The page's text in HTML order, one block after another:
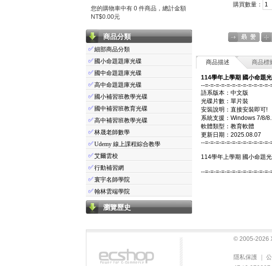
您的購物車中有 0 件商品，總計金額
NT$0.00元
商品分類
✅細部商品分類
✅ 國小命題題庫光碟
✅ 國中命題題庫光碟
✅高中命題題庫光碟
✅ 國小補習班教學光碟
✅ 國中補習班教育光碟
✅高中補習班教學光碟
✅林晟老師數學
✅Udemy 線上課程綜合教學
✅艾爾雲校
✅行動補習網
✅寰宇名師學院
✅翰林雲端學院
瀏覽歷史
購買數量：
商品描述 商品標
114學年上學期 國小命題
--=-=-=-=-=-=-=-=-=-=-=-
語系版本：中文版
光碟片數：單片裝
安裝說明：直接安裝即可!
系統支援：Windows 7/8/
軟體類型：教育軟體
更新日期：2025.08.07
--=-=-=-=-=-=-=-=-=-=-=-
114學年上學期 國小命題
--=-=-=-=-=-=-=-=-=-=-=-
© 2005-2026
隱私保護